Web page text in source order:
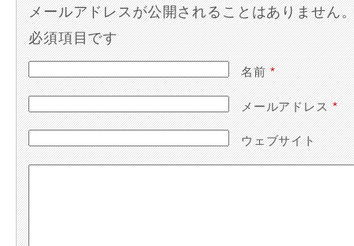
メールアドレスが公開されることはありません
必須項目です
名前*
メールアドレス*
ウェブサイト